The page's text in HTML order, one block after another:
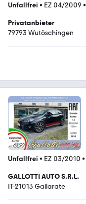
Unfallfrei • EZ 04/2009 •
Privatanbieter
79793 Wutöschingen
Unfallfrei • EZ 03/2010 •
GALLOTTI AUTO S.R.L.
IT-21013 Gallarate